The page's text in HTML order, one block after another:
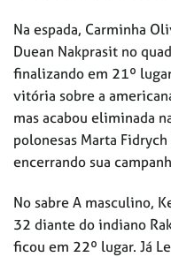
Na espada, Carminha
Duean Nakprasit no
finalizando em 21º
vitória sobre a
mas acabou eliminada
polonesas Marta
encerrando sua
No sabre A masculino,
32 diante do indiano
ficou em 22º lugar. Já